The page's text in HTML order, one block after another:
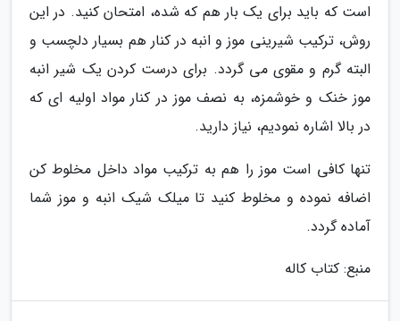
است که باید برای یک بار هم که شده، امتحان کنید. در این
روش، ترکیب شیرینی موز و انبه در کنار هم بسیار دلچسب و
البته گرم و مقوی می گردد. برای درست کردن یک شیر انبه
موز خنک و خوشمزه، به نصف موز در کنار مواد اولیه ای که
در بالا اشاره نمودیم، نیاز دارید.
تنها کافی است موز را هم به ترکیب مواد داخل مخلوط کن
اضافه نموده و مخلوط کنید تا میلک شیک انبه و موز شما
آماده گردد.
منبع: کتاب کاله